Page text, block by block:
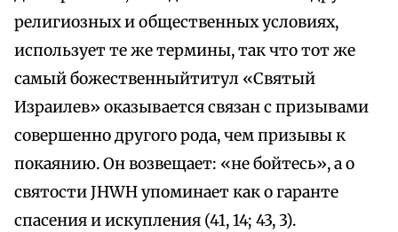
религиозных и общественных условиях,
использует те же термины, так что тот же
самый божественныйтитул «Святый
Израилев» оказывается связан с призывами
совершенно другого рода, чем призывы к
покаянию. Он возвещает: «не бойтесь», а о
святости JHWH упоминает как о гаранте
спасения и искупления (41, 14; 43, 3).